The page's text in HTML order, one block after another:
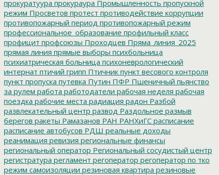
прокуратуура прокураура Промышленность пропускной
режим Просветов протест противодействие коррупции
противопожарный период противопожарный режим
профессиональное_образование профильный класс
профицит профсоюзы Проходцев Пряма_линия_2025
прямая линия прямые выборы психбольница
психиатрическая больница психоневрологический
интернат птичий грипп Птичник пункт весового контроля
пункт пропуска путевка Путин ПФР Пшеничный пьянство
за рулем работа работодатели рабочая неделя рабочая
поездка рабочие места радиация радон Разбой
развлекательный центр развод Раздольное размыв
берегов ракеты Рамазанов РАН РАНХиГС расписание
расписание автобусов РДШ реальные доходы
реанимация ревизия региональные финансы
региональный оператор Региональный сосудистый центр
регистратура регламент регоператор регоператор по тко
режим самоизоляции резиновая квартира резиновые